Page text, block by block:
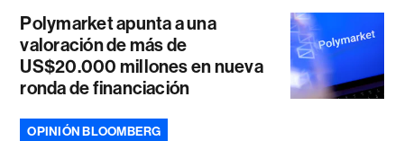
Polymarket apunta a una
valoración de más de
US$20.000 millones en nueva
ronda de financiación
OPINIÓN BLOOMBERG